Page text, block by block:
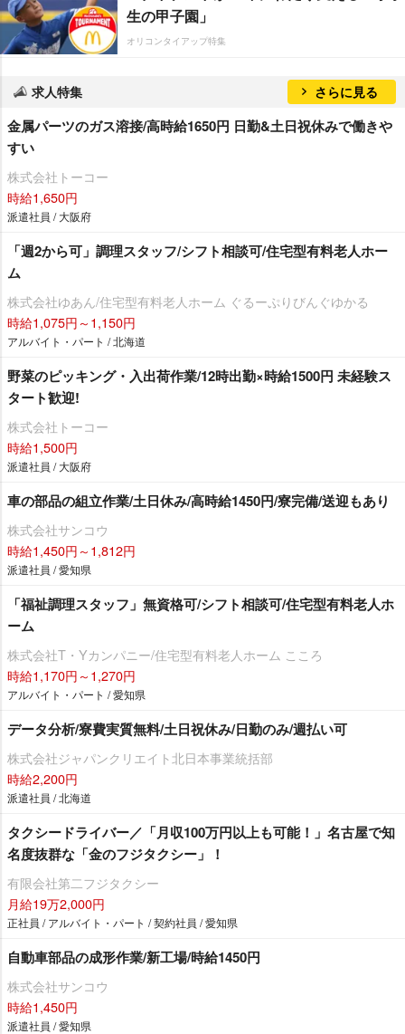
生の甲子園」
オリコンタイアップ特集
求人特集 さらに見る
金属パーツのガス溶接/高時給1650円 日勤&土日祝休みで働き
すい
株式会社トーコー
時給1,650円
派遣社員 / 大阪府
「週2から可」調理スタッフ/シフト相談可/住宅型有料老人ホー
ム
株式会社ゆあん/住宅型有料老人ホーム ぐるーぷりびんぐゆかる
時給1,075円～1,150円
アルバイト・パート / 北海道
野菜のピッキング・入出荷作業/12時出勤×時給1500円 未経験ス
タート歓迎!
株式会社トーコー
時給1,500円
派遣社員 / 大阪府
車の部品の組立作業/土日休み/高時給1450円/寮完備/送迎もあり
株式会社サンコウ
時給1,450円～1,812円
派遣社員 / 愛知県
「福祉調理スタッフ」無資格可/シフト相談可/住宅型有料老人ホ
ーム
株式会社T・Yカンパニー/住宅型有料老人ホーム こころ
時給1,170円～1,270円
アルバイト・パート / 愛知県
データ分析/寮費実質無料/土日祝休み/日勤のみ/週払い可
株式会社ジャパンクリエイト北日本事業統括部
時給2,200円
派遣社員 / 北海道
タクシードライバー／「月収100万円以上も可能！」名古屋で知
名度抜群な「金のフジタクシー」！
有限会社第二フジタクシー
月給19万2,000円
正社員 / アルバイト・パート / 契約社員 / 愛知県
自動車部品の成形作業/新工場/時給1450円
株式会社サンコウ
時給1,450円
派遣社員 / 愛知県